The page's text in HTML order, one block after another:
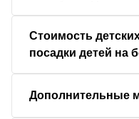
Стоимость
посадки детей на
Дополнительные